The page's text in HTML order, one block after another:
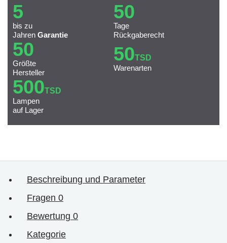
5
bis zu
Jahren Garantie
50
Tage
Rückgaberecht
50
Größte
Hersteller
50TSD
Warenarten
500TSD
Lampen
auf Lager
Beschreibung und Parameter
Fragen 0
Bewertung 0
Kategorie